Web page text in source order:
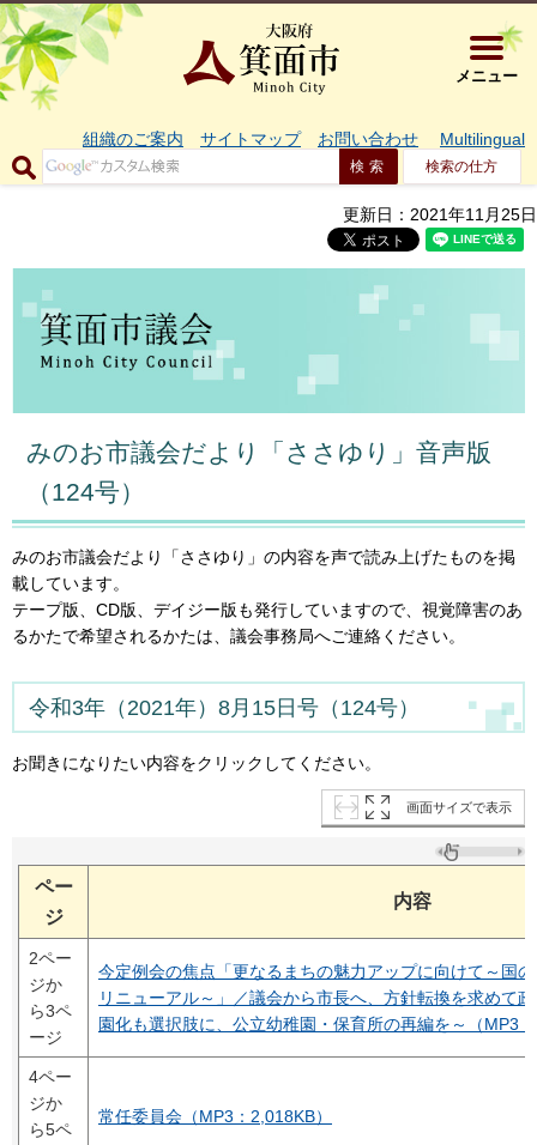
大阪府箕
メニュー
組織のご案内 サイトマップ お問い合わせ Multilingual
検索の仕方
更新日：2021年11月25日
みのお市議会だより「ささゆり」音声版
（124号）
みのお市議会だより「ささゆり」の内容を声で読み上げたものを掲
載しています。
テープ版、CD版、デイジー版も発行していますので、視覚障害のあ
るかたで希望されるかたは、議会事務局へご連絡ください。
令和3年（2021年）8月15日号（124号）
お聞きになりたい内容をクリックしてください。
画面サイズで表示
ペー
ジ
内容
2ペー
ジか
ら3ペ
ージ
今定例会の焦点「更なるまちの魅力アップに向けて～国
リニューアル～」／議会から市長へ、方針転換を求めて
園化も選択肢に、公立幼稚園・保育所の再編を～（MP3
4ペー
ジか
ら5ペ
常任委員会（MP3：2,018KB）